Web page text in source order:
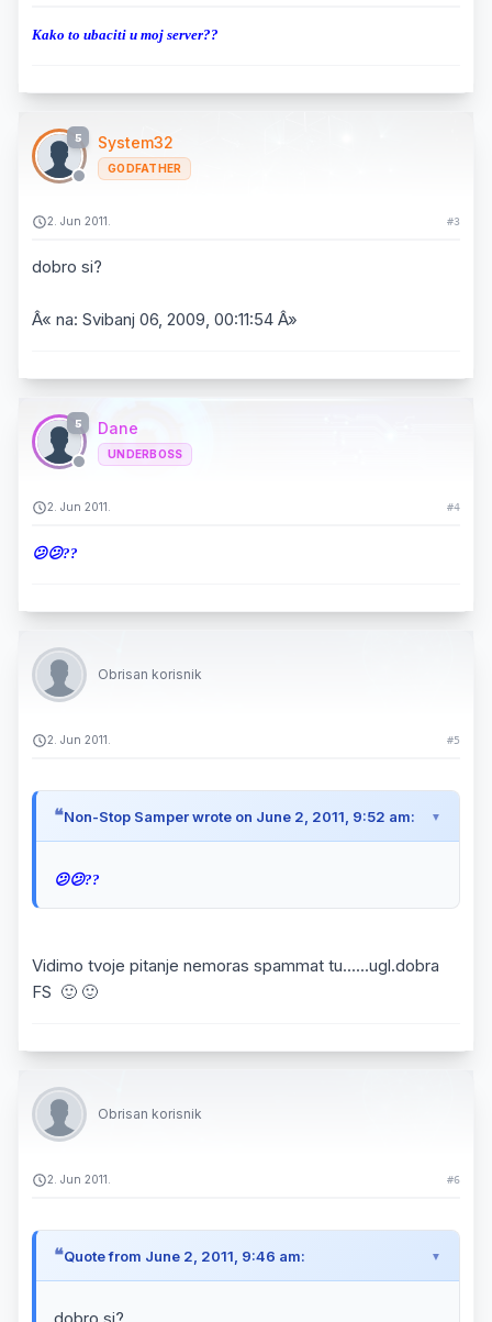
Kako to ubaciti u moj server??
5 System32
GODFATHER
2. Jun 2011. #3
dobro si?
Â« na: Svibanj 06, 2009, 00:11:54 Â»
5 Dane
UNDERBOSS
2. Jun 2011. #4
😕😕??
Obrisan korisnik
2. Jun 2011. #5
Non-Stop Samper wrote on June 2, 2011, 9:52 am:
😕😕??
Vidimo tvoje pitanje nemoras spammat tu......ugl.dobra
FS 🙂 🙂
Obrisan korisnik
2. Jun 2011. #6
Quote from June 2, 2011, 9:46 am: